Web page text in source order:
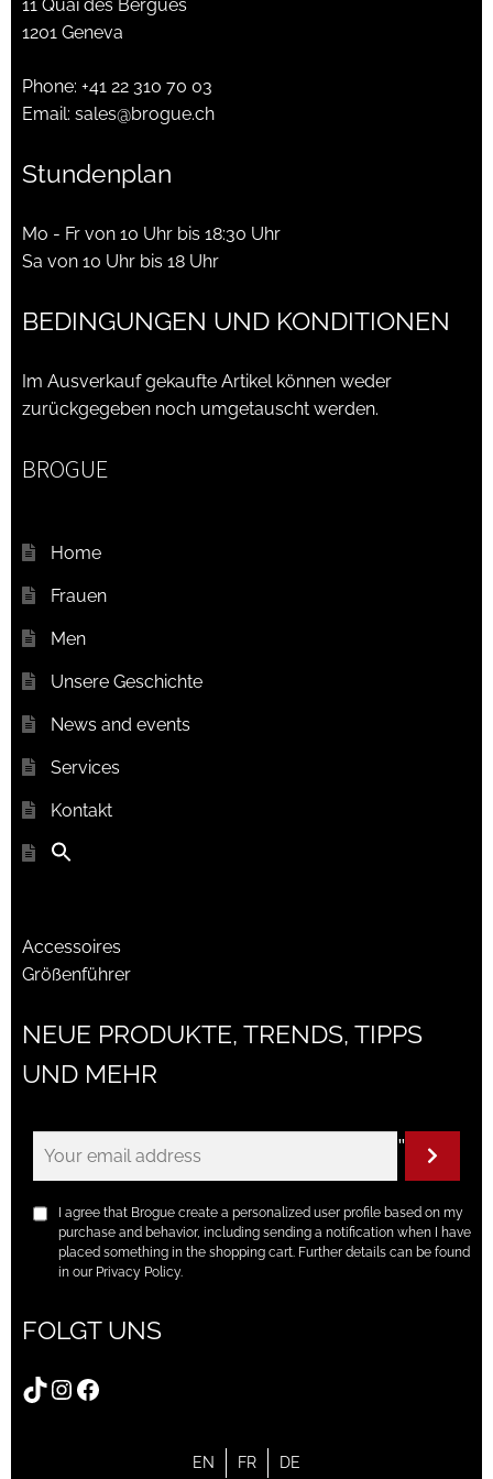
11 Quai des Bergues
1201 Geneva
Phone: +41 22 310 70 03
Email: sales@brogue.ch
Stundenplan
Mo - Fr von 10 Uhr bis 18:30 Uhr
Sa von 10 Uhr bis 18 Uhr
BEDINGUNGEN UND KONDITIONEN
Im Ausverkauf gekaufte Artikel können weder
zurückgegeben noch umgetauscht werden.
BROGUE
Home
Frauen
Men
Unsere Geschichte
News and events
Services
Kontakt
Accessoires
Größenführer
NEUE PRODUKTE, TRENDS, TIPPS
UND MEHR
"
I agree that Brogue create a personalized user profile based on my
purchase and behavior, including sending a notification when I have
placed something in the shopping cart. Further details can be found
in our Privacy Policy.
FOLGT UNS
TikTok
Instagram
Facebook
EN FR DE